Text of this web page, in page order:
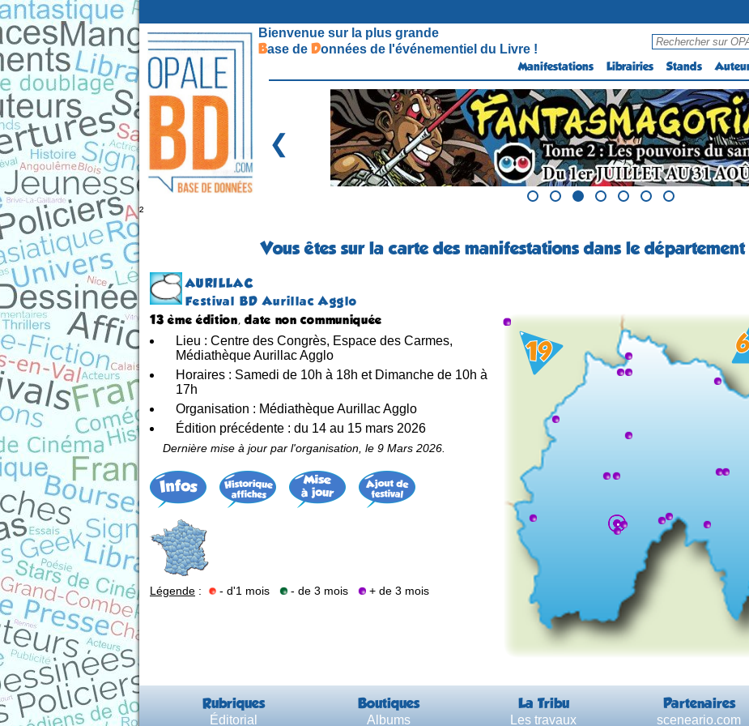
Bienvenue sur la plus grande
Base de Données de l'événementiel du Livre !
Manifestations
Librairies Stands
❮
²
Vous êtes sur la carte des manifestations dans le département
AURILLAC
Festival BD Aurillac Agglo
13 ème édition, date non communiquée
Lieu : Centre des Congrès, Espace des Carmes,
Médiathèque Aurillac Agglo
Horaires : Samedi de 10h à 18h et Dimanche de 10h à
17h
Organisation : Médiathèque Aurillac Agglo
Édition précédente : du 14 au 15 mars 2026
Dernière mise à jour par l'organisation, le 9 Mars 2026.
Légende : - d'1 mois - de 3 mois + de 3 mois
Rubriques Boutiques La Tribu Partenaires
Éditorial Albums Les travaux sceneario.com